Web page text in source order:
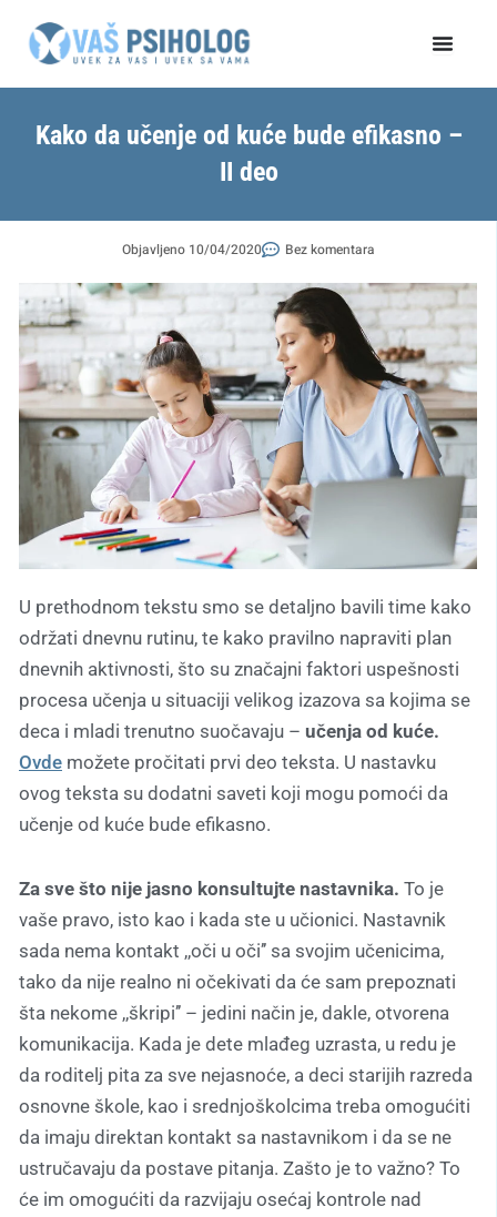
Kako da učenje od kuće bude efikasno –
II deo
Objavljeno 10/04/2020 Bez komentara
U prethodnom tekstu smo se detaljno bavili time kako
održati dnevnu rutinu, te kako pravilno napraviti plan
dnevnih aktivnosti, što su značajni faktori uspešnosti
procesa učenja u situaciji velikog izazova sa kojima se
deca i mladi trenutno suočavaju – učenja od kuće.
Ovde možete pročitati prvi deo teksta. U nastavku
ovog teksta su dodatni saveti koji mogu pomoći da
učenje od kuće bude efikasno.
Za sve što nije jasno konsultujte nastavnika. To je
vaše pravo, isto kao i kada ste u učionici. Nastavnik
sada nema kontakt ,,oči u oči’’ sa svojim učenicima,
tako da nije realno ni očekivati da će sam prepoznati
šta nekome ,,škripi’’ – jedini način je, dakle, otvorena
komunikacija. Kada je dete mlađeg uzrasta, u redu je
da roditelj pita za sve nejasnoće, a deci starijih razreda
osnovne škole, kao i srednjoškolcima treba omogućiti
da imaju direktan kontakt sa nastavnikom i da se ne
ustručavaju da postave pitanja. Zašto je to važno? To
će im omogućiti da razvijaju osećaj kontrole nad